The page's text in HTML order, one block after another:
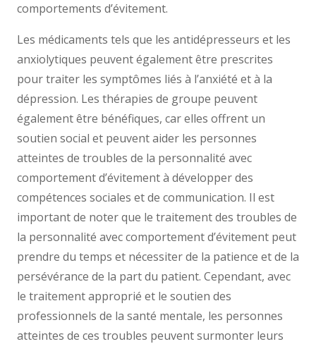
comportements d’évitement.
Les médicaments tels que les antidépresseurs et les
anxiolytiques peuvent également être prescrites
pour traiter les symptômes liés à l’anxiété et à la
dépression. Les thérapies de groupe peuvent
également être bénéfiques, car elles offrent un
soutien social et peuvent aider les personnes
atteintes de troubles de la personnalité avec
comportement d’évitement à développer des
compétences sociales et de communication. Il est
important de noter que le traitement des troubles de
la personnalité avec comportement d’évitement peut
prendre du temps et nécessiter de la patience et de la
persévérance de la part du patient. Cependant, avec
le traitement approprié et le soutien des
professionnels de la santé mentale, les personnes
atteintes de ces troubles peuvent surmonter leurs